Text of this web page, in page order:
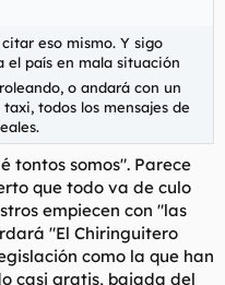
eso mismo. Y sigo
el país en mala situación
o andará con un
todos los mensajes de
tontos somos". Parece
que todo va de culo
empiecen con "las
"El Chiringuitero
como la que han
casi gratis, bajada del